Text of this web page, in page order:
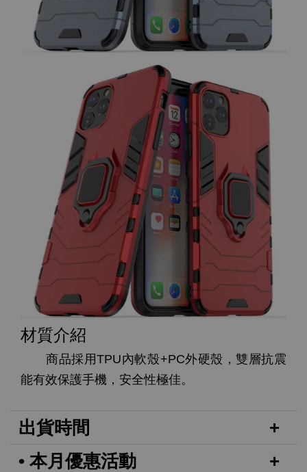
材質介紹
商品採用TPU內軟殼+PC外硬殼，雙層抗震
能有效保護手機，安全性極佳。
出貨時間
• 本月優惠活動